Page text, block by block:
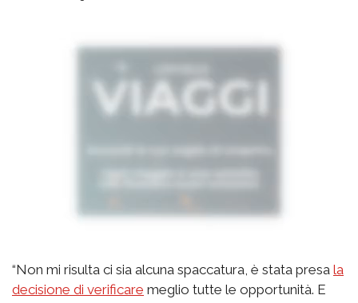
“Non mi risulta ci sia alcuna spaccatura, è stata presa la
decisione di verificare meglio tutte le opportunità. E